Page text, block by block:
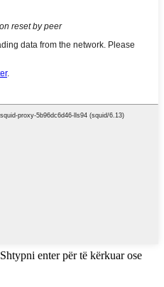
Shtypni enter për të kërkuar ose